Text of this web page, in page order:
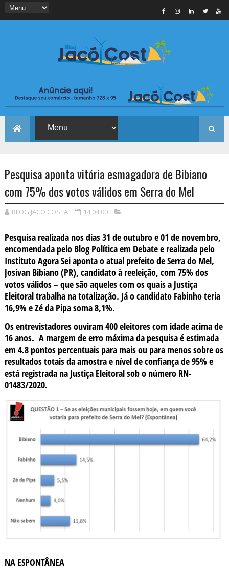
Pesquisa aponta vitória esmagadora de Bibiano
com 75% dos votos válidos em Serra do Mel
BLOG JACÓ COSTA 14:04:00
Pesquisa realizada nos dias 31 de outubro e 01 de novembro,
encomendada pelo Blog Política em Debate e realizada pelo
Instituto Agora Sei aponta o atual prefeito de Serra do Mel,
Josivan Bibiano (PR), candidato à reeleição, com 75% dos
votos válidos – que são aqueles com os quais a Justiça
Eleitoral trabalha na totalização. Já o candidato Fabinho teria
16,9% e Zé da Pipa soma 8,1%.
Os entrevistadores ouviram 400 eleitores com idade acima de
16 anos. A margem de erro máxima da pesquisa é estimada
em 4.8 pontos percentuais para mais ou para menos sobre os
resultados totais da amostra e nível de confiança de 95% e
está registrada na Justiça Eleitoral sob o número RN-
01483/2020.
NA ESPONTÂNEA